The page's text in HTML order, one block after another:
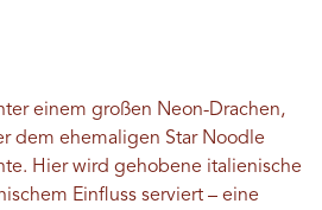
einem großen Neon-Drachen,
dem ehemaligen Star Noodle
Hier wird gehobene italienische
Einfluss serviert – eine